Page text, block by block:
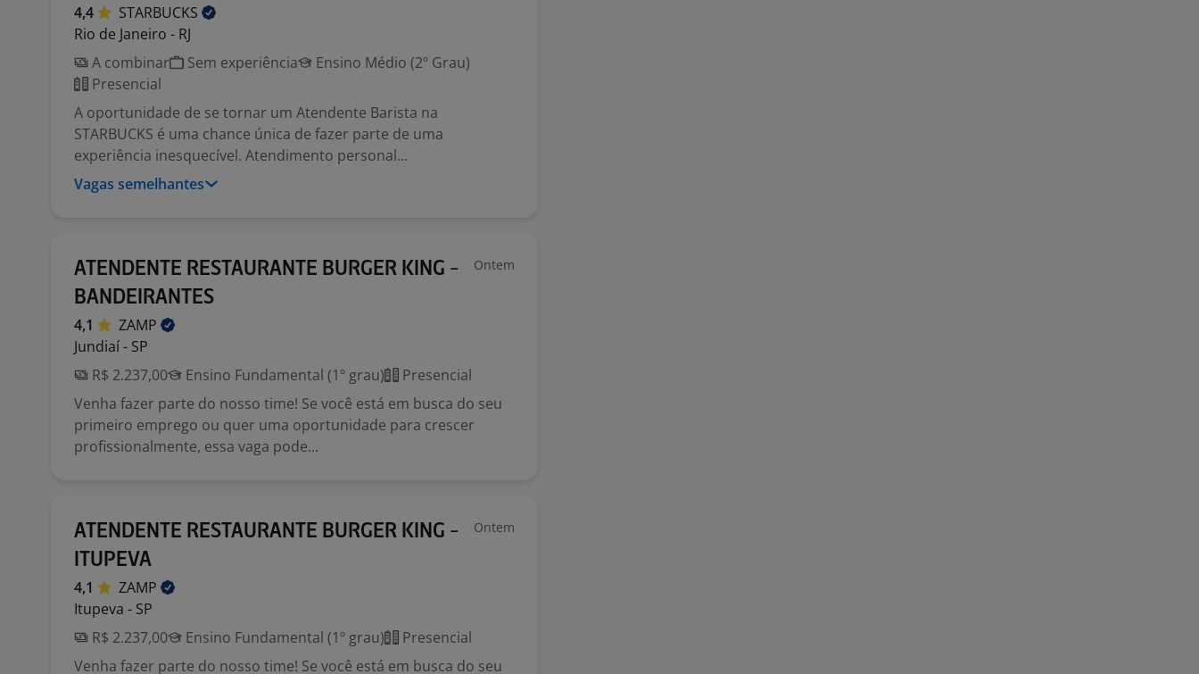
4,4
STARBUCKS
Rio de Janeiro - RJ
A combinar
Sem experiência
Ensino Médio (2º Grau)
Presencial
A oportunidade de se tornar um Atendente Barista na
STARBUCKS é uma chance única de fazer parte de uma
experiência inesquecível. Atendimento personal...
Vagas semelhantes
ATENDENTE RESTAURANTE BURGER KING -
BANDEIRANTES
Ontem
4,1
ZAMP
Jundiaí - SP
R$ 2.237,00
Ensino Fundamental (1º grau)
Presencial
Venha fazer parte do nosso time! Se você está em busca do seu
primeiro emprego ou quer uma oportunidade para crescer
profissionalmente, essa vaga pode...
ATENDENTE RESTAURANTE BURGER KING -
ITUPEVA
Ontem
4,1
ZAMP
Itupeva - SP
R$ 2.237,00
Ensino Fundamental (1º grau)
Presencial
Venha fazer parte do nosso time! Se você está em busca do seu